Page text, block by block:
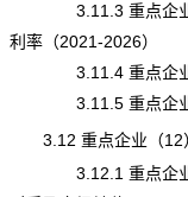
3.11.3 重点企业（
利率（2021-2026）
3.11.4 重点企业（
3.11.5 重点企业
3.12 重点企业（12
3.12.1 重点企业（